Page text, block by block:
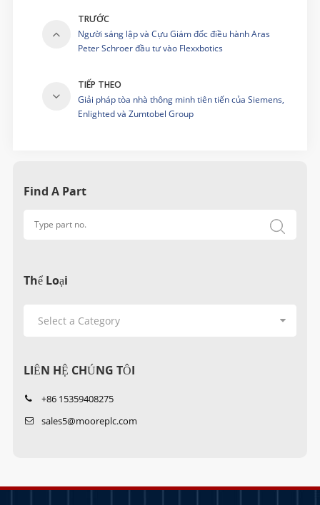
TRƯỚC
Người sáng lập và Cựu Giám đốc điều hành Aras
Peter Schroer đầu tư vào Flexxbotics
TIẾP THEO
Giải pháp tòa nhà thông minh tiên tiến của Siemens,
Enlighted và Zumtobel Group
Find A Part
Thể Loại
LIÊN HỆ CHÚNG TÔI
+86 15359408275
sales5@mooreplc.com